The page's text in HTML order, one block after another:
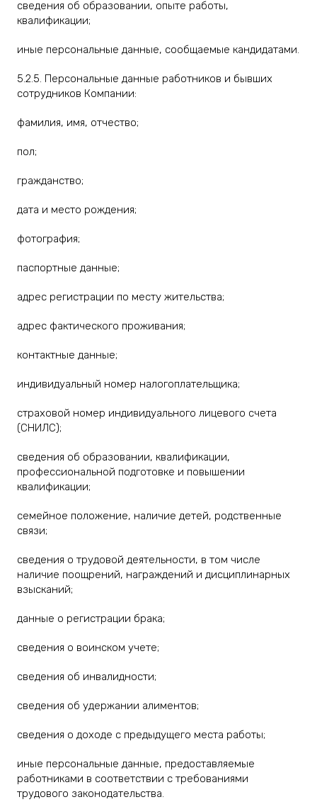
сведения об образовании, опыте работы,
квалификации;
иные персональные данные, сообщаемые кандидатами.
5.2.5. Персональные данные работников и бывших
сотрудников Компании:
фамилия, имя, отчество;
пол;
гражданство;
дата и место рождения;
фотография;
паспортные данные;
адрес регистрации по месту жительства;
адрес фактического проживания;
контактные данные;
индивидуальный номер налогоплательщика;
страховой номер индивидуального лицевого счета
(СНИЛС);
сведения об образовании, квалификации,
профессиональной подготовке и повышении
квалификации;
семейное положение, наличие детей, родственные
связи;
сведения о трудовой деятельности, в том числе
наличие поощрений, награждений и дисциплинарных
взысканий;
данные о регистрации брака;
сведения о воинском учете;
сведения об инвалидности;
сведения об удержании алиментов;
сведения о доходе с предыдущего места работы;
иные персональные данные, предоставляемые
работниками в соответствии с требованиями
трудового законодательства.